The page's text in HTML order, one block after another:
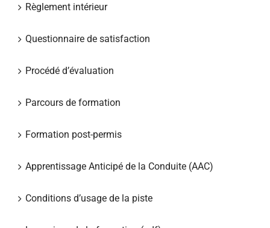
Règlement intérieur
Questionnaire de satisfaction
Procédé d’évaluation
Parcours de formation
Formation post-permis
Apprentissage Anticipé de la Conduite (AAC)
Conditions d’usage de la piste